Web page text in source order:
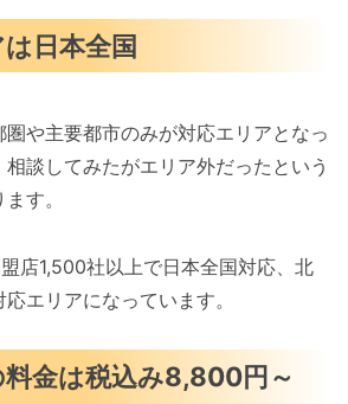
日本全国
や主要都市のみが対応エリアとなっ
談してみたがエリア外だったという
す。
店1,500社以上で日本全国対応、北
エリアになっています。
金は税込み8,800円～